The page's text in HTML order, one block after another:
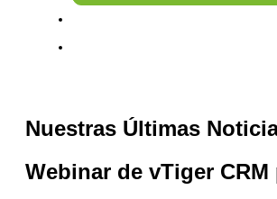
Nuestras Últimas
Webinar de vTiger